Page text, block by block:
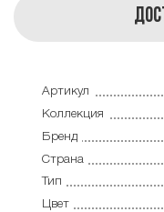
Артикул
Коллекция
Бренд
Страна
Тип
Цвет